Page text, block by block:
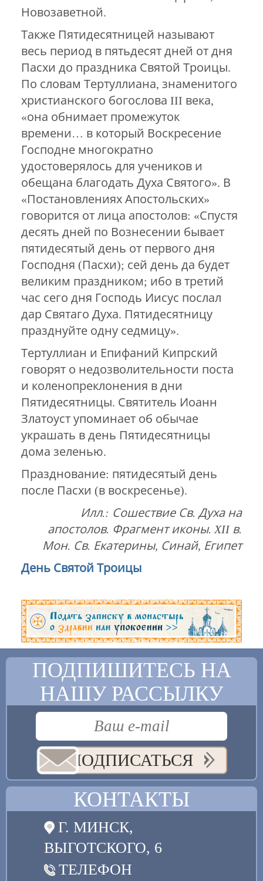
Новозаветной.
Также Пятидесятницей называют
весь период в пятьдесят дней от дня
Пасхи до праздника Святой Троицы.
По словам Тертуллиана, знаменитого
христианского богослова III века,
«она обнимает промежуток
времени… в который Воскресение
Господне многократно
удостоверялось для учеников и
обещана благодать Духа Святого». В
«Постановлениях Апостольских»
говорится от лица апостолов: «Спустя
десять дней по Вознесении бывает
пятидесятый день от первого дня
Господня (Пасхи); сей день да будет
великим праздником; ибо в третий
час сего дня Господь Иисус послал
дар Святаго Духа. Пятидесятницу
празднуйте одну седмицу».
Тертуллиан и Епифаний Кипрский
говорят о недозволительности поста
и коленопреклонения в дни
Пятидесятницы. Святитель Иоанн
Златоуст упоминает об обычае
украшать в день Пятидесятницы
дома зеленью.
Празднование: пятидесятый день
после Пасхи (в воскресенье).
Илл.: Сошествие Св. Духа на
апостолов. Фрагмент иконы. XII в.
Мон. Св. Екатерины, Синай, Египет
День Святой Троицы
ПОДПИШИТЕСЬ НА
НАШУ РАССЫЛКУ
ПОДПИСАТЬСЯ
КОНТАКТЫ
Г. МИНСК,
ВЫГОТСКОГО, 6
ТЕЛЕФОН